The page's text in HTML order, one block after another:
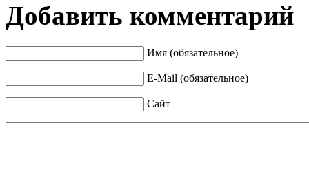
Добавить комментарий
Имя (обязательное)
E-Mail (обязательное)
Сайт